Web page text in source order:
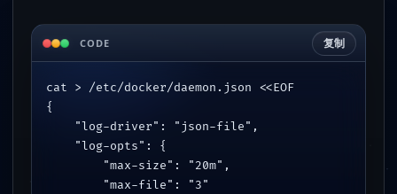
CODE 复制
cat > /etc/docker/daemon.json <<EOF
{
    "log-driver": "json-file",
    "log-opts": {
        "max-size": "20m",
        "max-file": "3"